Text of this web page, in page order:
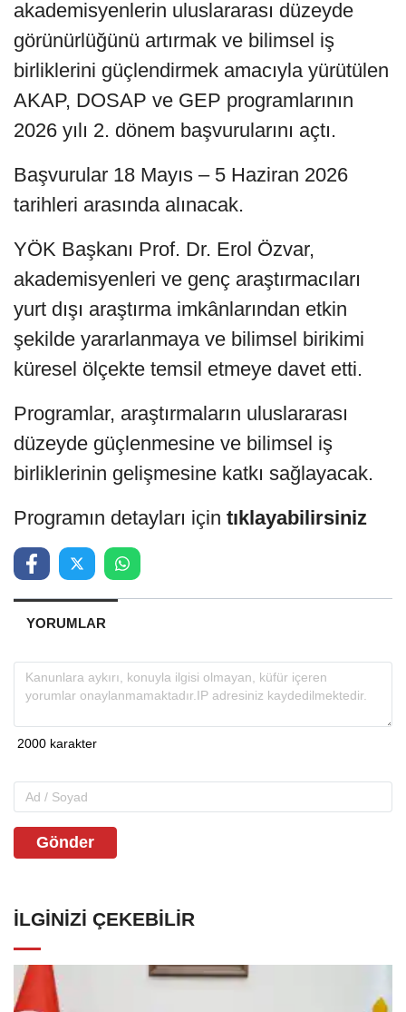
akademisyenlerin uluslararası düzeyde
görünürlüğünü artırmak ve bilimsel iş
birliklerini güçlendirmek amacıyla yürütülen
AKAP, DOSAP ve GEP programlarının
2026 yılı 2. dönem başvurularını açtı.
Başvurular 18 Mayıs – 5 Haziran 2026
tarihleri arasında alınacak.
YÖK Başkanı Prof. Dr. Erol Özvar,
akademisyenleri ve genç araştırmacıları
yurt dışı araştırma imkânlarından etkin
şekilde yararlanmaya ve bilimsel birikimi
küresel ölçekte temsil etmeye davet etti.
Programlar, araştırmaların uluslararası
düzeyde güçlenmesine ve bilimsel iş
birliklerinin gelişmesine katkı sağlayacak.
Programın detayları için tıklayabilirsiniz
YORUMLAR
Gönder
İLGINIZI ÇEKEBILIR